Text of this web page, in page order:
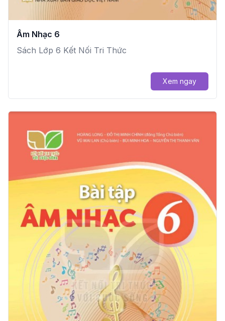
Âm Nhạc 6
Sách Lớp 6 Kết Nối Tri Thức
Xem ngay